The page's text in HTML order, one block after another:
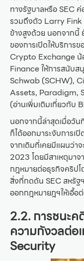
ทางรัฐบาลหรือ SEC
รวมถึงตัว Larry
ข้างสูงด้วย นอกจากนี้
ของการเปิดให้บริการ
Crypto Exchange น้
Finance ให้การสนับส
Schwab (SCHW),
Assets, Paradigm,
(อ่านเพิ่มเติมเกี่ยวกับ
นอกจากนี้ล่าสุดเมื่อวั
ก็ได้ออกมาระงับการ
จากเดิมที่เคยมีแผนว่า
2023 โดยมีสาเหตุมาจ
กฎหมายต่อธุรกิจคริปโ
สิ่งที่กดดัน SEC สหรัฐ
ออกกฎหมายฎฯให้เอื้อ
2.2. การชนะ
ความกังวลต่อ
Security